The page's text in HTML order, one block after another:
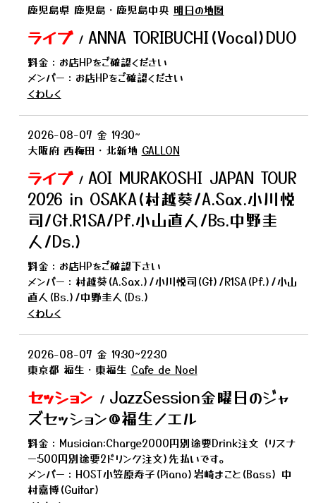
鹿児島県 鹿児島・鹿児島中央 明日の地図
ライブ / ANNA TORIBUCHI(Vocal)DUO
料金：お店HPをご確認ください
メンバー：お店HPをご確認ください
くわしく
2026-08-07 金 19:30~
大阪府 西梅田・北新地 GALLON
ライブ / AOI MURAKOSHI JAPAN TOUR
2026 in OSAKA(村越葵/A.Sax.小川悦
司/Gt.R1SA/Pf.小山直人/Bs.中野圭
人/Ds.)
料金：お店HPをご確認下さい
メンバー：村越葵(A.Sax.)/小川悦司(Gt)/R1SA(Pf.)/小山
直人(Bs.)/中野圭人(Ds.)
くわしく
2026-08-07 金 19:30~22:30
東京都 福生・東福生 Cafe de Noel
セッション / JazzSession金曜日のジャ
ズセッション@福生ノエル
料金：Musician:Charge2000円別途要Drink注文 (リスナ
ー:500円別途要2ドリンク注文)先払いです。
メンバー：HOST小笠原寿子(Piano)岩崎まこと(Bass) 中
村嘉博(Guitar)